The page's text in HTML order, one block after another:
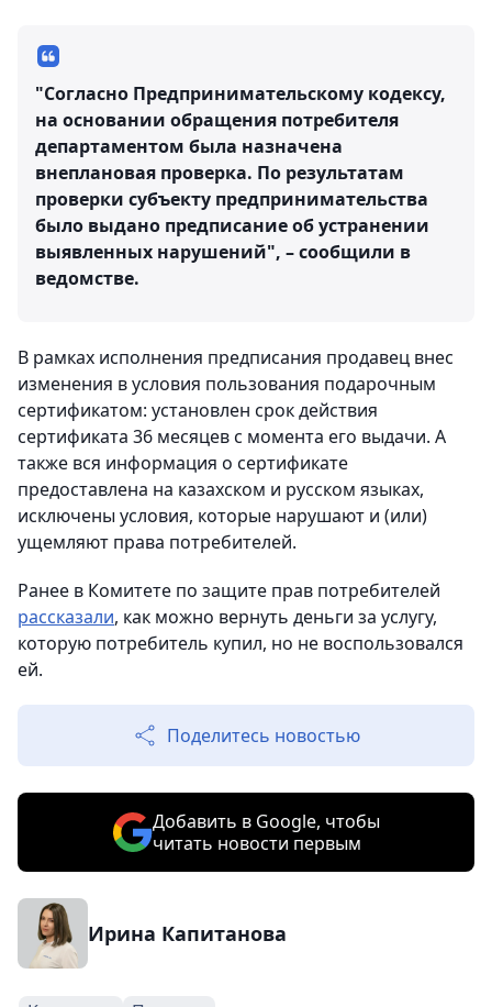
"Согласно Предпринимательскому кодексу,
на основании обращения потребителя
департаментом была назначена
внеплановая проверка. По результатам
проверки субъекту предпринимательства
было выдано предписание об устранении
выявленных нарушений", – сообщили в
ведомстве.
В рамках исполнения предписания продавец внес
изменения в условия пользования подарочным
сертификатом: установлен срок действия
сертификата 36 месяцев с момента его выдачи. А
также вся информация о сертификате
предоставлена на казахском и русском языках,
исключены условия, которые нарушают и (или)
ущемляют права потребителей.
Ранее в Комитете по защите прав потребителей
рассказали, как можно вернуть деньги за услугу,
которую потребитель купил, но не воспользовался
ей.
Поделитесь новостью
Добавить в Google, чтобы
читать новости первым
Ирина Капитанова